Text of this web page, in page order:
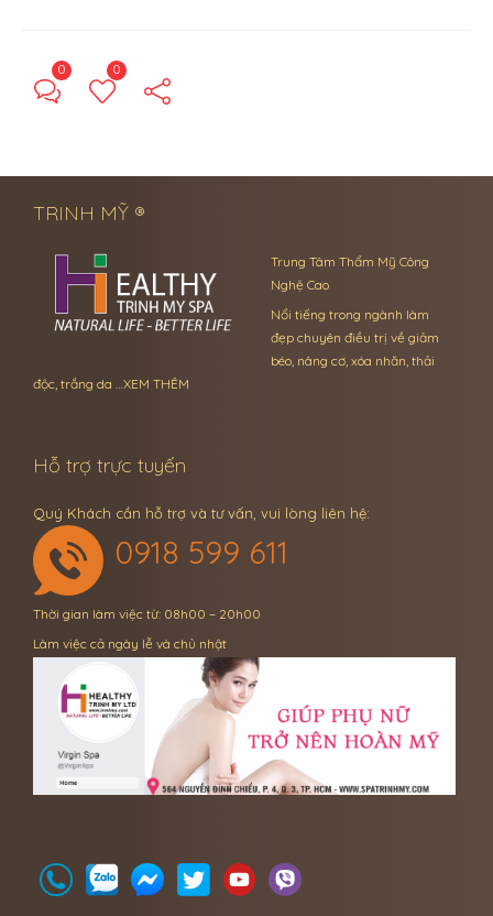
0 0
TRINH MỸ ®
Trung Tâm Thẩm Mỹ Công
Nghệ Cao
Nổi tiếng trong ngành làm
đẹp chuyên điều trị về giảm
béo, nâng cơ, xóa nhăn, thải
độc, trắng da …XEM THÊM
Hỗ trợ trực tuyến
Quý Khách cần hỗ trợ và tư vấn, vui lòng liên hệ:
0918 599 611
Thời gian làm việc từ: 08h00 – 20h00
Làm việc cả ngày lễ và chủ nhật